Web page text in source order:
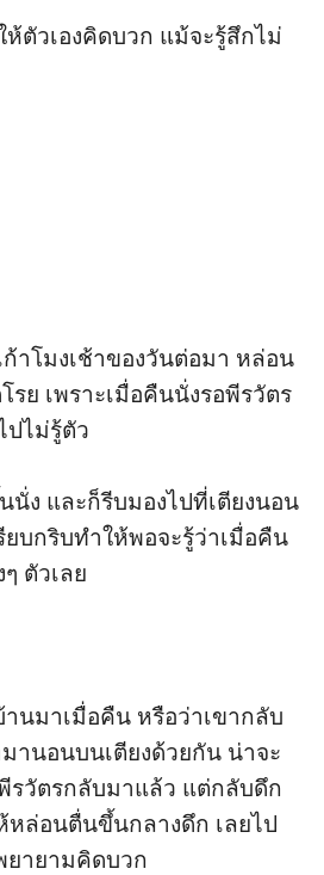
ตัวเองคิดบวก แม้จะรู้สึกไม่
าโมงเช้าของวันต่อมา หล่อน
รย เพราะเมื่อคืนนั่งรอพีรวัตร
ไม่รู้ตัว
ง และก็รีบมองไปที่เตียงนอน
บกริบทำให้พอจะรู้ว่าเมื่อคืน
ตัวเลย
นมาเมื่อคืน หรือว่าเขากลับ
านอนบนเตียงด้วยกัน น่าจะ
รวัตรกลับมาแล้ว แต่กลับดึก
หล่อนตื่นขึ้นกลางดึก เลยไป
ายามคิดบวก